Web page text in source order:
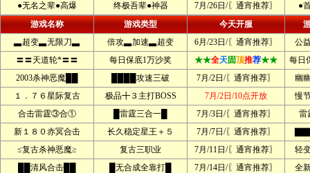
●无名之辈●高爆
终极吾辈●神器 7月/26日/〖通宵推荐〗
●
游戏名称
游戏类型 今天开服
▃超变▃无限刀▃
倍攻▃加速▃超变 6月/23日/〖通宵推荐〗
公
〓〓天道轮*〓〓
每日保底1万沙奖 ★★全天固顶推荐★★
每日
2003杀神恶魔██
████攻速三破 7月/2日/〖通宵推荐〗
幽
１．７６星际复古
极品╋３主打BOSS 7月/2日/10点开放
慢
合击雷霆③合①
█雷霆三合一█ 7月/3日/〖通宵推荐〗
雷
新１８０赤冥合击
长久稳定星王＋５ 7月/7日/〖通宵推荐〗
≤复古杀神恶魔≥
复古三职业 7月/11日/〖通宵推荐〗
轻
██清风合击██
█无合成全靠打█ 7月/14日/〖通宵推荐〗
全